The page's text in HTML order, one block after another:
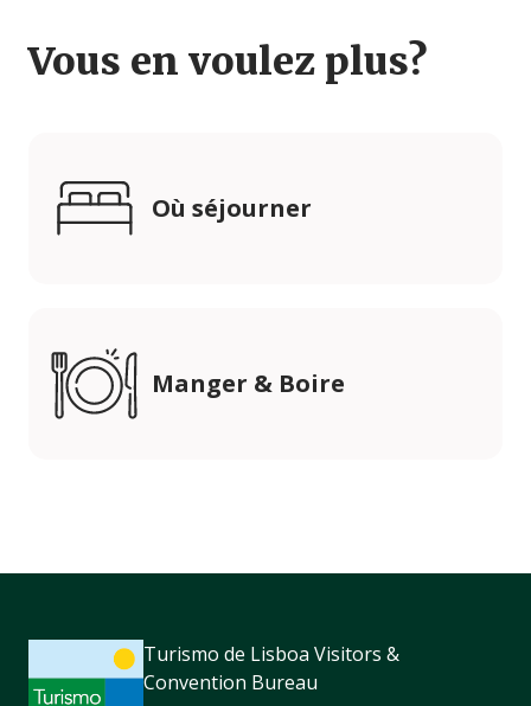
Vous en voulez plus?
Où séjourner
Manger & Boire
Turismo de Lisboa Visitors &
Convention Bureau